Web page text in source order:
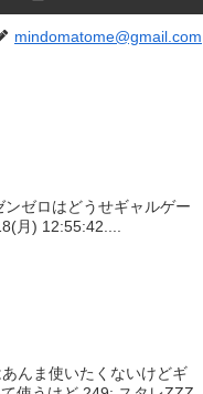
mindomatome@gmail.com
ゼロはどうせギャルゲー
月) 12:55:42....
んま使いたくないけどギ